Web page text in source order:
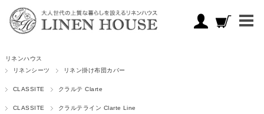
リネンハウス
リネンシーツ
リネン掛け布団カバー
CLASSITE クラルテ Clarte
CLASSITE クラルテライン Clarte Line